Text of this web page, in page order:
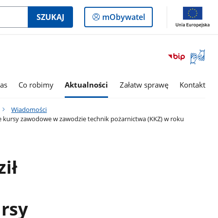
SZUKAJ
Logowanie
do
mObywatel
Otwórz
okno
Co robimy Aktualności Załatw sprawę Kontakt
Wiadomości
zawodowe w zawodzie technik pożarnictwa (KKZ) w roku